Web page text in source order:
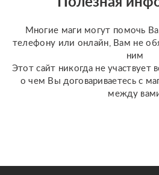
любовь;
с человеком;
Многие маги могут помочь
телефону или онлайн, Вам не
ним
Этот сайт никогда не участвует
о чем Вы договариваетесь с
между